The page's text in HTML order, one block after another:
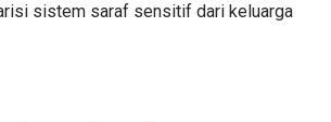
sistem saraf sensitif dari keluarga